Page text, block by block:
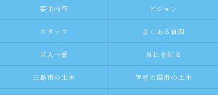
事業内容 ビジョン
スタッフ よくある質問
求人一覧 当社を知る
三島市の土木 伊豆の国市の土木